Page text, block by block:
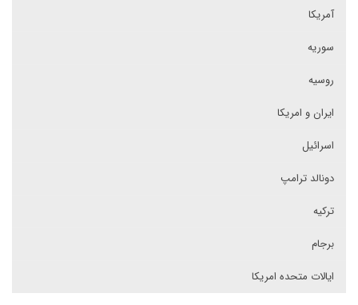
آمریکا
سوریه
روسیه
ایران و امریکا
اسرائیل
دونالد ترامپ
ترکیه
برجام
ایالات متحده امریکا